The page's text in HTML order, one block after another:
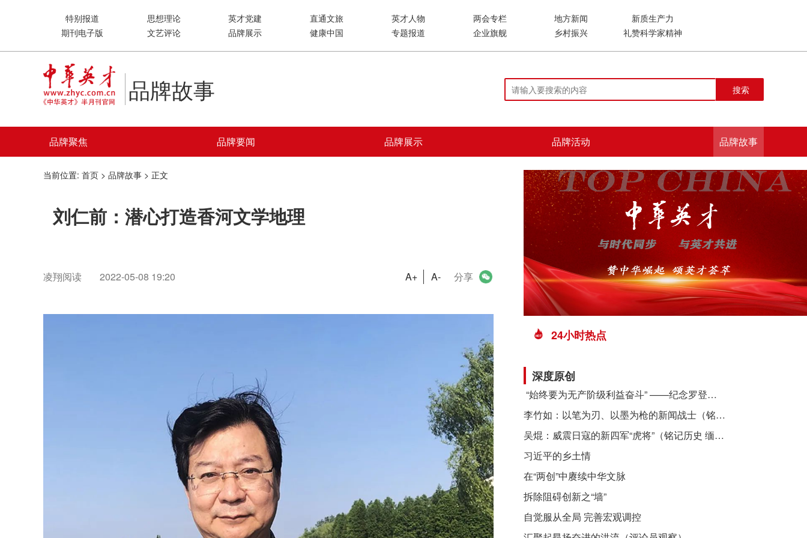
特别报道 思想理论 英才党建 直通文旅 英才人物 两会专栏 地方新闻
新质生产力
期刊电子版
文艺评论 品牌展示 健康中国 专题报道 企业旗舰 乡村振兴 礼赞科学家精神
品牌故事 搜索
品牌聚焦 品牌要闻 品牌展示 品牌活动 品牌故事
当前位置: 首页 > 品牌故事 > 正文
刘仁前：潜心打造香河文学地理
凌翔阅读 2022-05-08 19:20 A+ A- 分享
24小时热点
深度原创
​ “始终要为无产阶级利益奋斗” ——纪念罗登贤同志诞辰120周年
李竹如：以笔为刃、以墨为枪的新闻战士（铭记历史 缅怀先烈·抗日英雄）
吴焜：威震日寇的新四军“虎将”（铭记历史 缅怀先烈·抗日英雄）
习近平的乡土情
在“两创”中赓续中华文脉
拆除阻碍创新之“墙”
自觉服从全局 完善宏观调控